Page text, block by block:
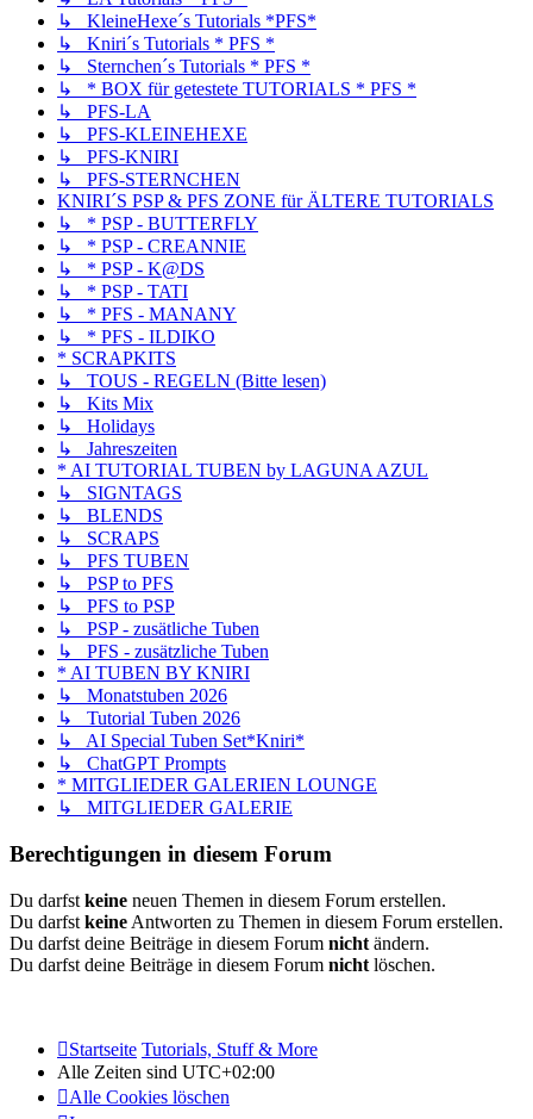
↳ KleineHexe´s Tutorials *PFS*
↳ Kniri´s Tutorials * PFS *
↳ Sternchen´s Tutorials * PFS *
↳ * BOX für getestete TUTORIALS * PFS *
↳ PFS-LA
↳ PFS-KLEINEHEXE
↳ PFS-KNIRI
↳ PFS-STERNCHEN
KNIRI´S PSP & PFS ZONE für ÄLTERE TUTORIALS
↳ * PSP - BUTTERFLY
↳ * PSP - CREANNIE
↳ * PSP - K@DS
↳ * PSP - TATI
↳ * PFS - MANANY
↳ * PFS - ILDIKO
* SCRAPKITS
↳ TOUS - REGELN (Bitte lesen)
↳ Kits Mix
↳ Holidays
↳ Jahreszeiten
* AI TUTORIAL TUBEN by LAGUNA AZUL
↳ SIGNTAGS
↳ BLENDS
↳ SCRAPS
↳ PFS TUBEN
↳ PSP to PFS
↳ PFS to PSP
↳ PSP - zusätliche Tuben
↳ PFS - zusätzliche Tuben
* AI TUBEN BY KNIRI
↳ Monatstuben 2026
↳ Tutorial Tuben 2026
↳ AI Special Tuben Set*Kniri*
↳ ChatGPT Prompts
* MITGLIEDER GALERIEN LOUNGE
↳ MITGLIEDER GALERIE
Berechtigungen in diesem Forum
Du darfst keine neuen Themen in diesem Forum erstellen.
Du darfst keine Antworten zu Themen in diesem Forum erstellen.
Du darfst deine Beiträge in diesem Forum nicht ändern.
Du darfst deine Beiträge in diesem Forum nicht löschen.
Startseite Tutorials, Stuff & More
Alle Zeiten sind UTC+02:00
Alle Cookies löschen